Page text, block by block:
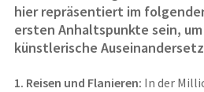
hier repräsentiert im
ersten Anhaltspunkte sein,
künstlerische
1. Reisen und Flanieren: In der